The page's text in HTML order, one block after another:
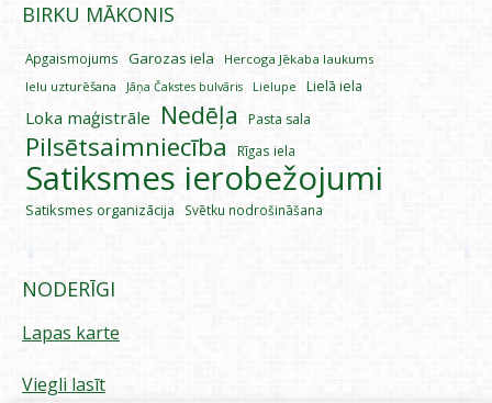
BIRKU MĀKONIS
Apgaismojums Garozas iela
Hercoga Jēkaba laukums
Ielu uzturēšana
Jāņa Čakstes bulvāris Lielupe Lielā iela
Loka maģistrāle Nedēļa Pasta sala
Pilsētsaimniecība Rīgas iela
Satiksmes ierobežojumi
Satiksmes organizācija Svētku nodrošināšana
NODERĪGI
Lapas karte
Viegli lasīt